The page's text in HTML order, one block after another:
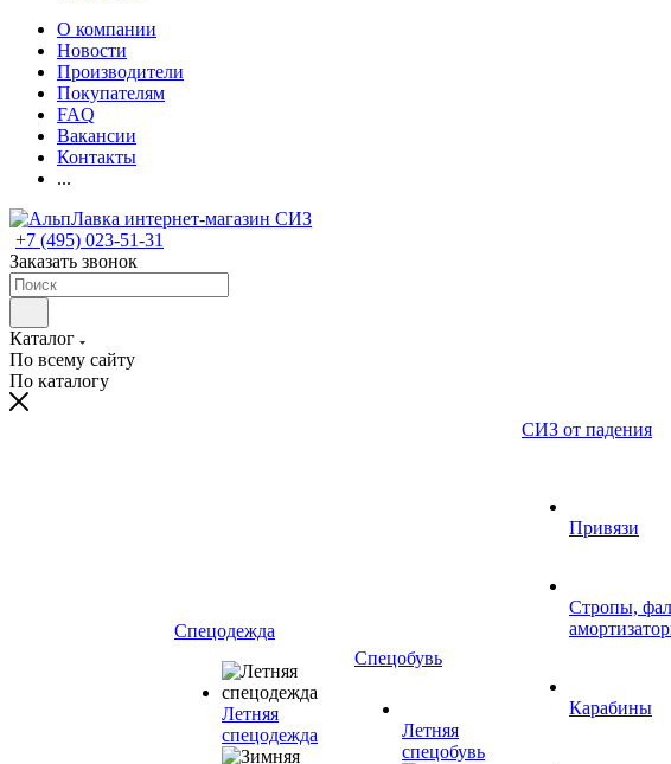
О компании
Новости
Производители
Покупателям
FAQ
Вакансии
Контакты
...
+7 (495) 023-51-31
Заказать звонок
Каталог
По всему сайту
По каталогу
Спецодежда
Летняя
спецодежда
Спецобувь
Летняя
спецобувь
СИЗ от падения
Привязи
Стропы,
Карабины